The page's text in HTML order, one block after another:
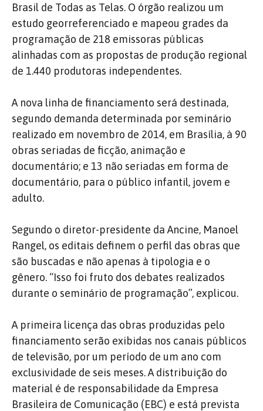
Brasil de Todas as Telas. O órgão realizou um
estudo georreferenciado e mapeou grades da
programação de 218 emissoras públicas
alinhadas com as propostas de produção regional
de 1.440 produtoras independentes.
A nova linha de financiamento será destinada,
segundo demanda determinada por seminário
realizado em novembro de 2014, em Brasília, à 90
obras seriadas de ficção, animação e
documentário; e 13 não seriadas em forma de
documentário, para o público infantil, jovem e
adulto.
Segundo o diretor-presidente da Ancine, Manoel
Rangel, os editais definem o perfil das obras que
são buscadas e não apenas à tipologia e o
gênero. “Isso foi fruto dos debates realizados
durante o seminário de programação”, explicou.
A primeira licença das obras produzidas pelo
financiamento serão exibidas nos canais públicos
de televisão, por um período de um ano com
exclusividade de seis meses. A distribuição do
material é de responsabilidade da Empresa
Brasileira de Comunicação (EBC) e está prevista